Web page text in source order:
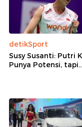
detikSport
Susy Susanti: Putri
Punya Potensi,